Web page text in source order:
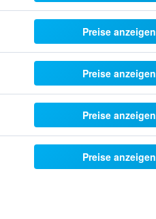
Preise anzeigen
Preise anzeigen
Preise anzeigen
Preise anzeigen